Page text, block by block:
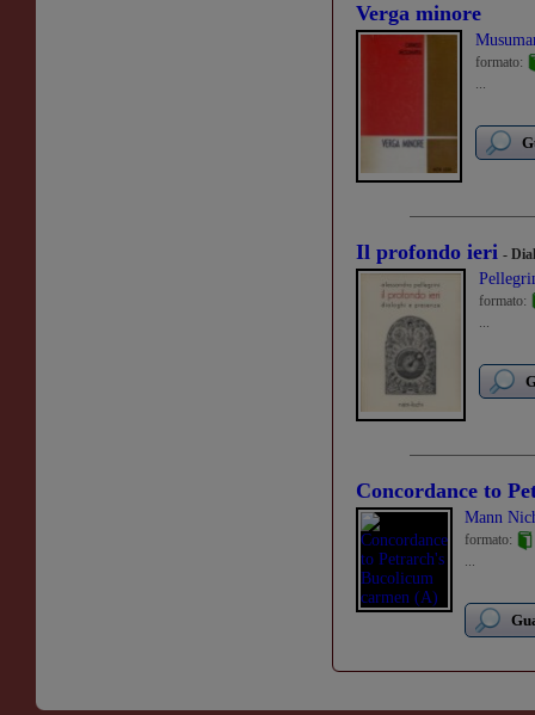
Verga minore
formato:
...
Il profondo ieri -
formato:
...
Concordance to
Mann
formato:
...